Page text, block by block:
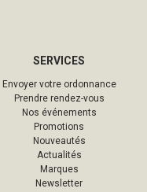
SERVICES
Envoyer votre ordonnance
Prendre rendez-vous
Nos événements
Promotions
Nouveautés
Actualités
Marques
Newsletter